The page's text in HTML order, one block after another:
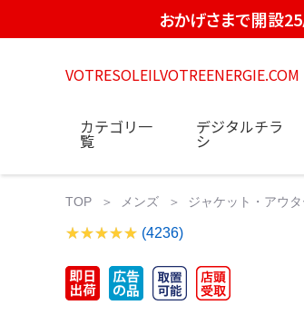
おかげさまで開設
VOTRESOLEILVOTREENERGIE.COM
カテゴリ一
覧
デジタルチラ
シ
TOP メンズ ジャケット・アウタ
(4236)